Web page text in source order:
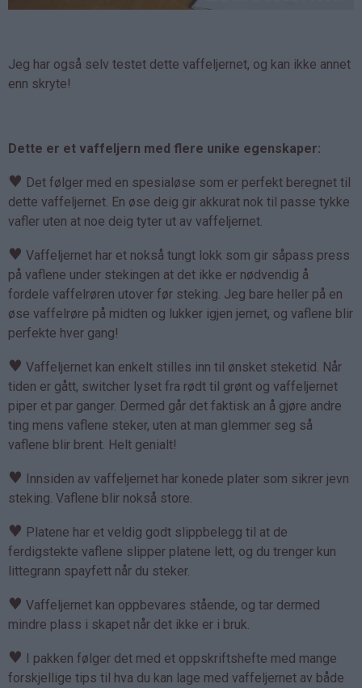
Jeg har også selv testet dette vaffeljernet, og kan ikke annet
enn skryte!
Dette er et vaffeljern med flere unike egenskaper:
♥ Det følger med en spesialøse som er perfekt beregnet til
dette vaffeljernet. En øse deig gir akkurat nok til passe tykke
vafler uten at noe deig tyter ut av vaffeljernet.
♥ Vaffeljernet har et nokså tungt lokk som gir såpass press
på vaflene under stekingen at det ikke er nødvendig å
fordele vaffelrøren utover før steking. Jeg bare heller på en
øse vaffelrøre på midten og lukker igjen jernet, og vaflene blir
perfekte hver gang!
♥ Vaffeljernet kan enkelt stilles inn til ønsket steketid. Når
tiden er gått, switcher lyset fra rødt til grønt og vaffeljernet
piper et par ganger. Dermed går det faktisk an å gjøre andre
ting mens vaflene steker, uten at man glemmer seg så
vaflene blir brent. Helt genialt!
♥ Innsiden av vaffeljernet har konede plater som sikrer jevn
steking. Vaflene blir nokså store.
♥ Platene har et veldig godt slippbelegg til at de
ferdigstekte vaflene slipper platene lett, og du trenger kun
littegrann spayfett når du steker.
♥ Vaffeljernet kan oppbevares stående, og tar dermed
mindre plass i skapet når det ikke er i bruk.
♥ I pakken følger det med et oppskriftshefte med mange
forskjellige tips til hva du kan lage med vaffeljernet av både